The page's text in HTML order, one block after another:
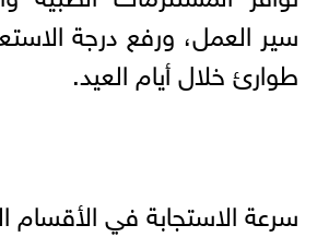
سير العمل، ورفع درجة
طوارئ خلال أيام العيد.
سرعة الاستجابة في الأقسام